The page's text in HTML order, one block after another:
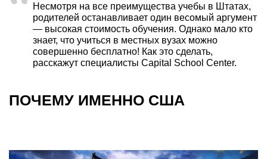
Несмотря на все преимущества учебы в Штатах,
родителей останавливает один весомый аргумент
— высокая стоимость обучения. Однако мало кто
знает, что учиться в местных вузах можно
совершенно бесплатно! Как это сделать,
расскажут специалисты Capital School Center.
ПОЧЕМУ ИМЕННО США